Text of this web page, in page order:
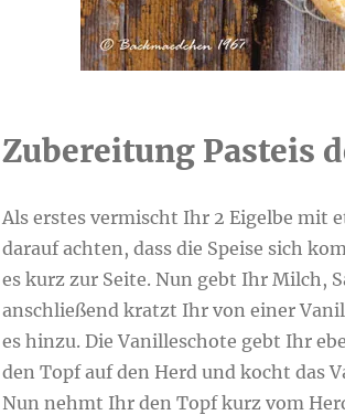
Zubereitung Pasteis
Als erstes vermischt Ihr 2 Eigelbe mit
darauf achten, dass die Speise sich
es kurz zur Seite. Nun gebt Ihr Milch,
anschließend kratzt Ihr von einer
es hinzu. Die Vanilleschote gebt Ihr
den Topf auf den Herd und kocht das
Nun nehmt Ihr den Topf kurz vom